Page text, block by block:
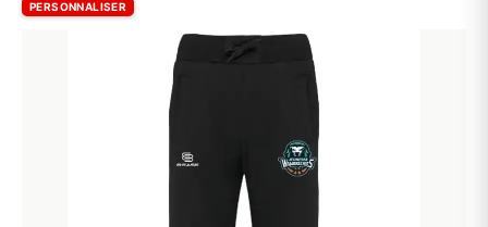
PERSONNALISER